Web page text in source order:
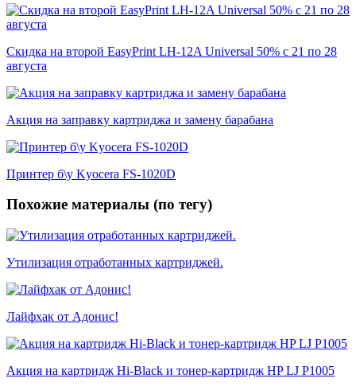
Скидка на второй EasyPrint LH-12A Universal 50% с 21 по 28
августа
Акция на заправку картриджа и замену барабана
Принтер б\у Kyocera FS-1020D
Похожие материалы (по тегу)
Утилизация отработанных картриджей.
Лайфхак от Адонис!
Акция на картридж Hi-Black и тонер-картридж HP LJ P1005